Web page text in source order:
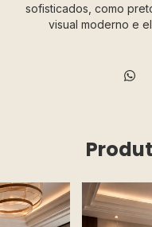
sofisticados, como
visual moderno e